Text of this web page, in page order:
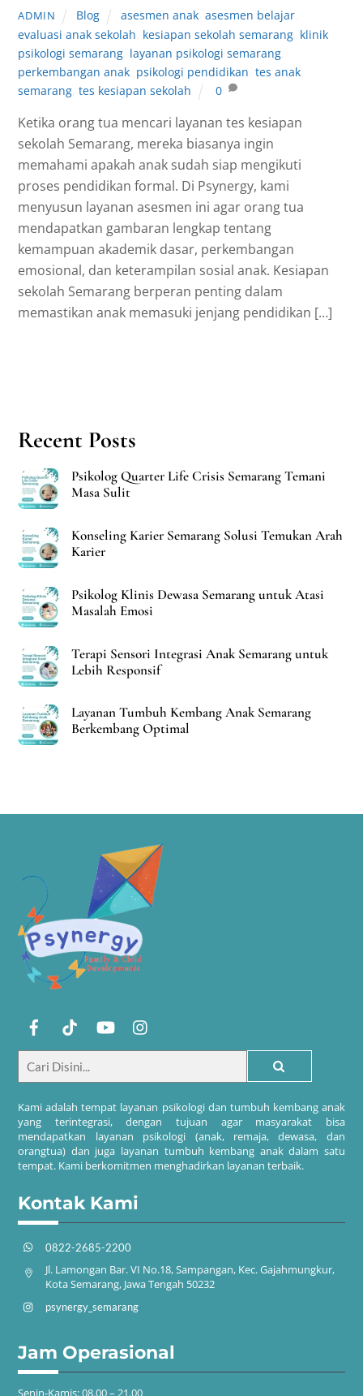
ADMIN Blog asesmen anak, asesmen belajar,
evaluasi anak sekolah kesiapan sekolah semarang klinik
psikologi semarang layanan psikologi semarang
perkembangan anak psikologi pendidikan ,tes anak
semarang ,tes kesiapan sekolah 0
Ketika orang tua mencari layanan tes kesiapan
sekolah Semarang, mereka biasanya ingin
memahami apakah anak sudah siap mengikuti
proses pendidikan formal. Di Psynergy, kami
menyusun layanan asesmen ini agar orang tua
mendapatkan gambaran lengkap tentang
kemampuan akademik dasar, perkembangan
emosional, dan keterampilan sosial anak. Kesiapan
sekolah Semarang berperan penting dalam
memastikan anak memasuki jenjang pendidikan […]
Recent Posts
Psikolog Quarter Life Crisis Semarang Temani
Masa Sulit
Konseling Karier Semarang Solusi Temukan Arah
Karier
Psikolog Klinis Dewasa Semarang untuk Atasi
Masalah Emosi
Terapi Sensori Integrasi Anak Semarang untuk
Lebih Responsif
Layanan Tumbuh Kembang Anak Semarang
Berkembang Optimal
Kami adalah tempat layanan psikologi dan tumbuh kembang anak
yang terintegrasi, dengan tujuan agar masyarakat bisa
mendapatkan layanan psikologi (anak, remaja, dewasa, dan
orangtua) dan juga layanan tumbuh kembang anak dalam satu
tempat. Kami berkomitmen menghadirkan layanan terbaik.
Kontak Kami
0822-2685-2200
Jl. Lamongan Bar. VI No.18, Sampangan, Kec. Gajahmungkur,
Kota Semarang, Jawa Tengah 50232
psynergy_semarang
Jam Operasional
Senin-Kamis: 08.00 – 21.00